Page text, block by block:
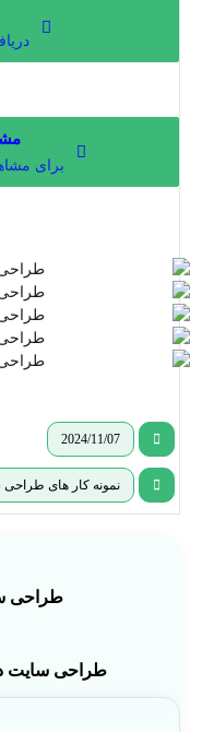
برای
2024/11/07
نمونه کار های
طراحی
طراحی سایت